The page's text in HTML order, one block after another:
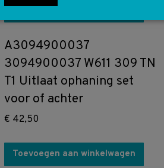
A3094900037
3094900037 W611 309 TN
T1 Uitlaat ophaning set
voor of achter
€ 42,50
Toevoegen aan winkelwagen